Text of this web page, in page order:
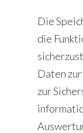
Die
die
Daten
zur